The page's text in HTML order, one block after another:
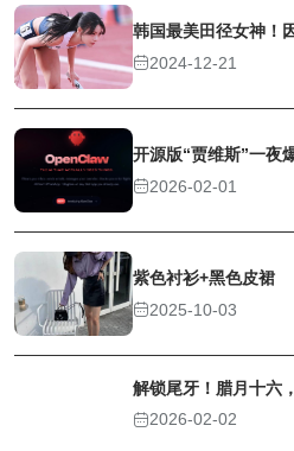
韩国最美田径女神！
2024-12-21
开源版“贾维斯”一夜
2026-02-01
紫色衬衫+黑色皮裙
2025-10-03
解锁尾牙！腊月十六
2026-02-02